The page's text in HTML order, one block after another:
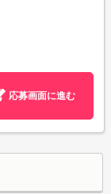
応募画面に進む